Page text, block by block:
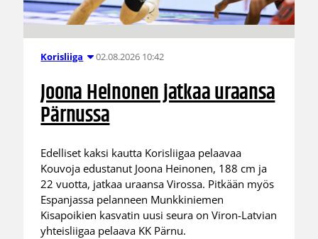
Korisliiga 02.08.2026 10:42
Joona Heinonen jatkaa uraansa
Pärnussa
Edelliset kaksi kautta Korisliigaa pelaavaa
Kouvoja edustanut Joona Heinonen, 188 cm ja
22 vuotta, jatkaa uraansa Virossa. Pitkään myös
Espanjassa pelanneen Munkkiniemen
Kisapoikien kasvatin uusi seura on Viron-Latvian
yhteisliigaa pelaava KK Pärnu.